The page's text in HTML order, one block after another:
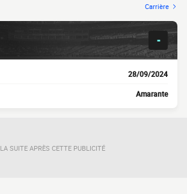
Carrière
-
28/09/2024
Amarante
LA SUITE APRÈS CETTE PUBLICITÉ